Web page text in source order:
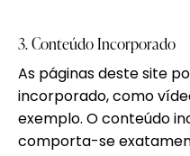
3. Conteúdo Incorporado
As páginas deste site
incorporado, como
exemplo. O conteúdo
comporta-se